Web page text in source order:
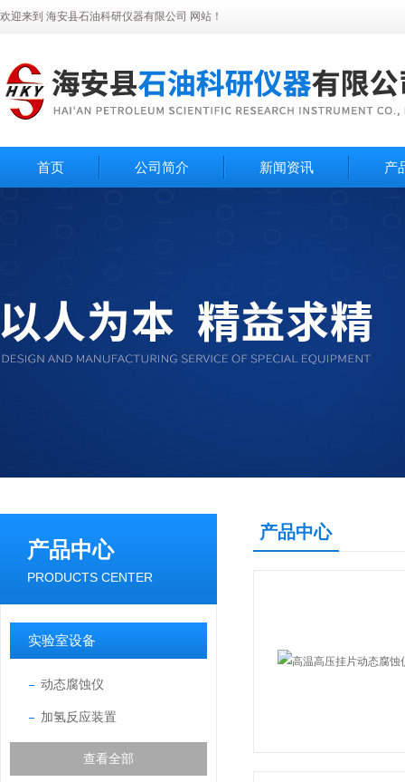
欢迎来到 海安县石油科研仪器有限公司 网站！
首页 公司简介 新闻资讯 产
产品中心
PRODUCTS CENTER
实验室设备
动态腐蚀仪
加氢反应装置
查看全部
产品中心